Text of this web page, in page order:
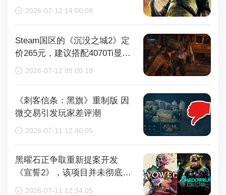
再获取
2026-07-12 14:00:08
Steam国区的《沉没之城2》定
价265元，建议搭配4070Ti显卡
以获得较好体验
2026-07-12 09:00:18
《刺客信条：黑旗》重制版 因
微交易引发玩家差评潮
2026-07-11 12:40:05
黑曜石正争取重新提案开发
《宣誓2》，该项目并未彻底取
消
2026-07-11 12:34:05